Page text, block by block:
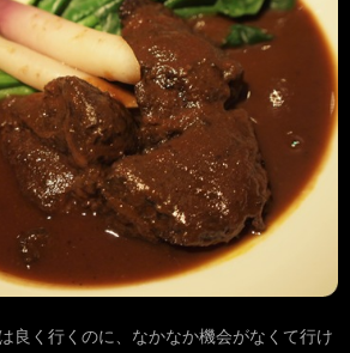
良く行くのに、なかなか機会がなくて行け